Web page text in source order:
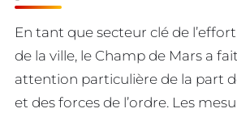
En tant que secteur clé de
de la ville, le Champ de Mars a
attention particulière de la part
et des forces de l’ordre. Les